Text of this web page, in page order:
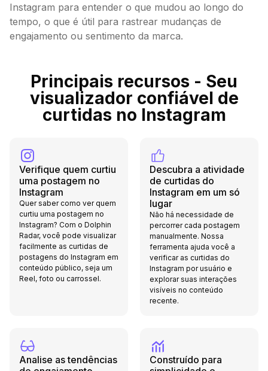
Instagram para entender o que mudou ao longo do
tempo, o que é útil para rastrear mudanças de
engajamento ou sentimento da marca.
Principais recursos - Seu
visualizador confiável de
curtidas no Instagram
Verifique quem curtiu
uma postagem no
Instagram
Quer saber como ver quem
curtiu uma postagem no
Instagram? Com o Dolphin
Radar, você pode visualizar
facilmente as curtidas de
postagens do Instagram em
conteúdo público, seja um
Reel, foto ou carrossel.
Descubra a atividade
de curtidas do
Instagram em um só
lugar
Não há necessidade de
percorrer cada postagem
manualmente. Nossa
ferramenta ajuda você a
verificar as curtidas do
Instagram por usuário e
explorar suas interações
visíveis no conteúdo
recente.
Analise as tendências
Construído para